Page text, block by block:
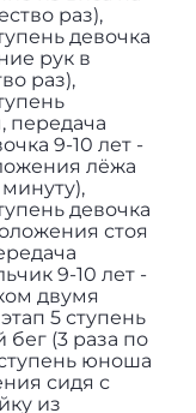
раз),
девочка
рук в
раз),
передача
9-10 лет -
лёжа
девочка
стоя
9-10 лет -
двумя
5 ступень
бег (3 раза по
юноша
сидя с
из